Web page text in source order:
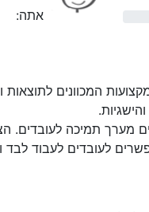
אתה:
המכוונים
מערך תמיכה לעובדים.
לעובדים לעבוד לבד